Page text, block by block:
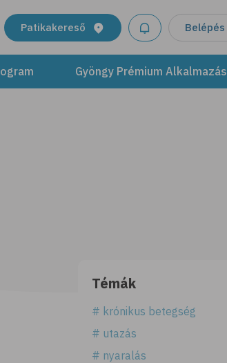
Patikakereső Belépés
Gyöngy Prémium Alkalmazás
Témák
# krónikus betegség
# utazás
# nyaralás